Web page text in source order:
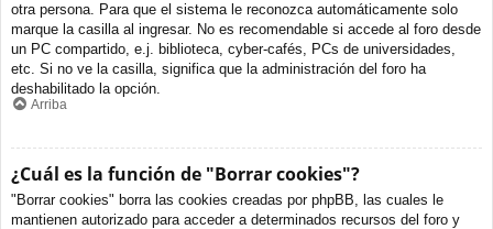
otra persona. Para que el sistema le reconozca automáticamente solo
marque la casilla al ingresar. No es recomendable si accede al foro desde
un PC compartido, e.j. biblioteca, cyber-cafés, PCs de universidades,
etc. Si no ve la casilla, significa que la administración del foro ha
deshabilitado la opción.
Arriba
¿Cuál es la función de "Borrar cookies"?
"Borrar cookies" borra las cookies creadas por phpBB, las cuales le
mantienen autorizado para acceder a determinados recursos del foro y